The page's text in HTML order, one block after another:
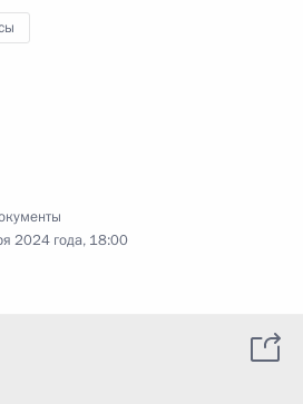
2024 года, 18:00